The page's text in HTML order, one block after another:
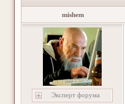
mishem
Эксперт форума